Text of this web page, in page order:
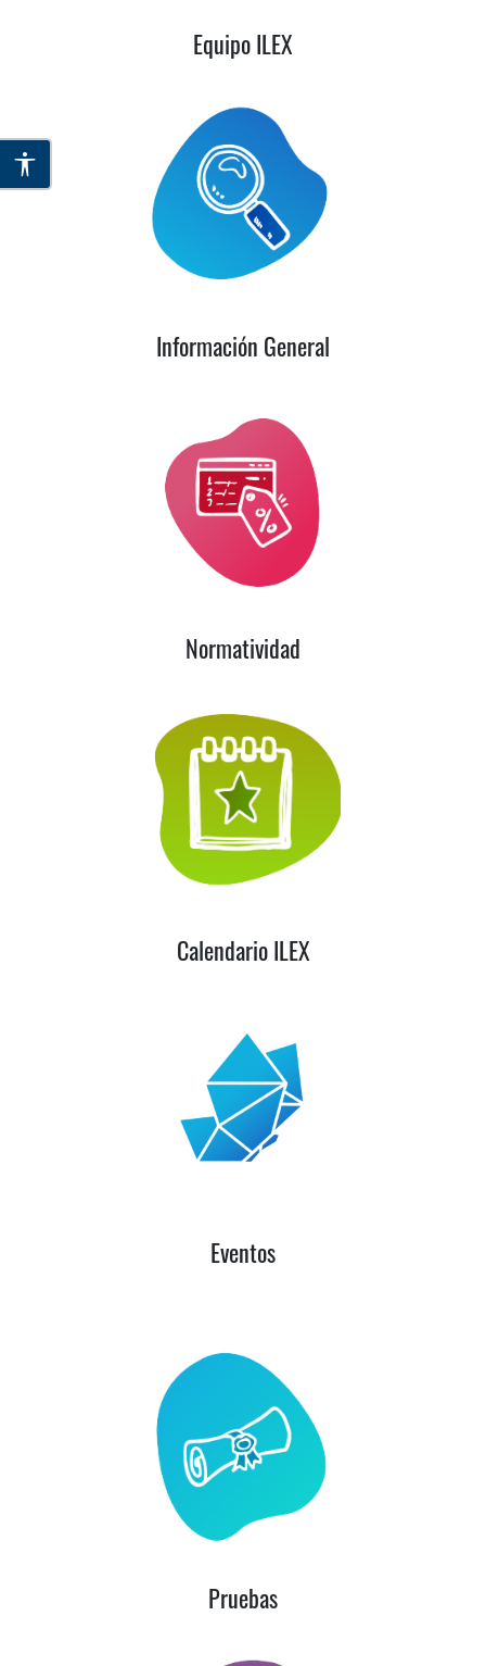
Equipo ILEX
Información General
Normatividad
Calendario ILEX
Eventos
Pruebas